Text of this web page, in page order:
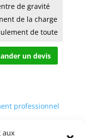
aux
de gravité
de la charge
de toute
par commande
à un devis
professionnel